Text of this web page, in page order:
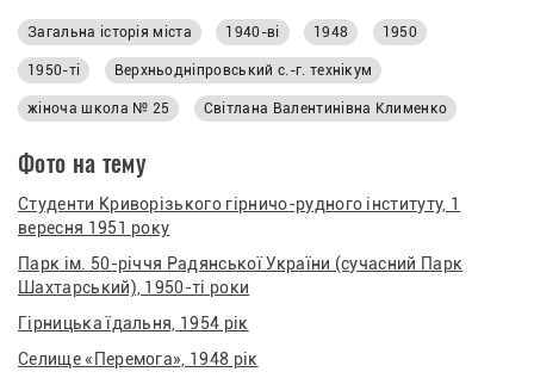
Загальна історія міста 1940-ві 1948 1950
1950-ті Верхньодніпровський с.-г. технікум
жіноча школа № 25 Світлана Валентинівна Клименко
Фото на тему
Студенти Криворізького гірничо-рудного інституту, 1
вересня 1951 року
Парк ім. 50-річчя Радянської України (сучасний Парк
Шахтарський), 1950-ті роки
Гірницька їдальня, 1954 рік
Селище «Перемога», 1948 рік